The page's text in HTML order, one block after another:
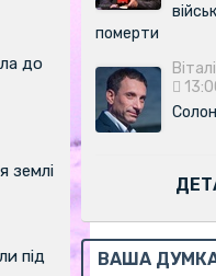
до
землі
під
померти
ВАША